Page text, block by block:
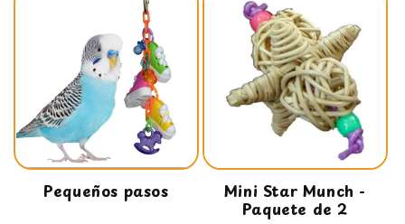
Pequeños pasos
Mini Star Munch -
Paquete de 2